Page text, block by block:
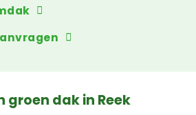
groen dak in Reek